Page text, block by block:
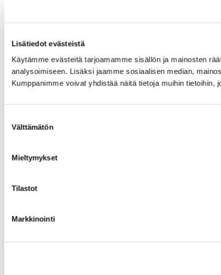
Lisätiedot evästeistä
Käytämme evästeitä tarjoamamme sisällön ja mainosten
analysoimiseen. Lisäksi jaamme sosiaalisen median,
Kumppanimme voivat yhdistää näitä tietoja muihin tietoihin,
valinta
Välttämätön
Mieltymykset
Tilastot
Markkinointi